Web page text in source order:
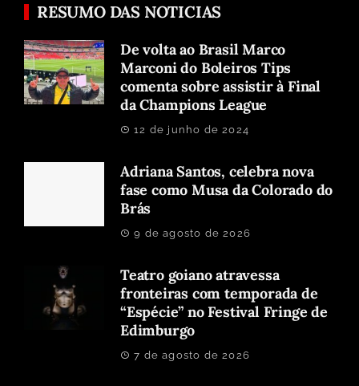
RESUMO DAS NOTICIAS
De volta ao Brasil Marco
Marconi do Boleiros Tips
comenta sobre assistir à Final
da Champions League
12 de junho de 2024
Adriana Santos, celebra nova
fase como Musa da Colorado do
Brás
9 de agosto de 2026
Teatro goiano atravessa
fronteiras com temporada de
“Espécie” no Festival Fringe de
Edimburgo
7 de agosto de 2026